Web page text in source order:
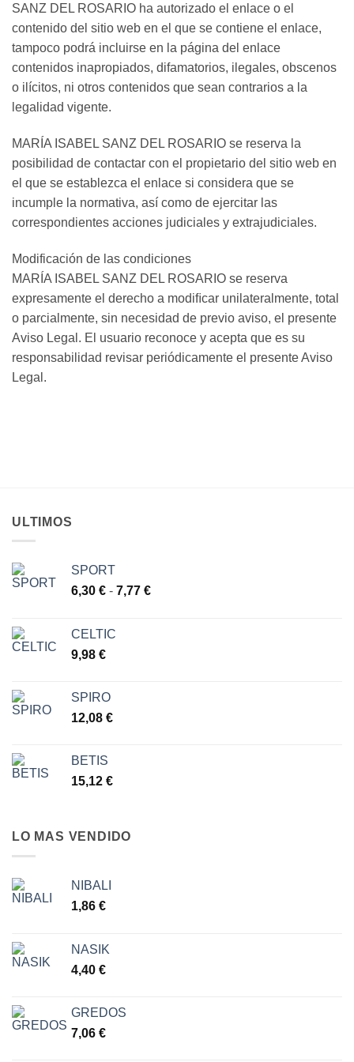
SANZ DEL ROSARIO ha autorizado el enlace o el
contenido del sitio web en el que se contiene el enlace,
tampoco podrá incluirse en la página del enlace
contenidos inapropiados, difamatorios, ilegales, obscenos
o ilícitos, ni otros contenidos que sean contrarios a la
legalidad vigente.
MARÍA ISABEL SANZ DEL ROSARIO se reserva la
posibilidad de contactar con el propietario del sitio web en
el que se establezca el enlace si considera que se
incumple la normativa, así como de ejercitar las
correspondientes acciones judiciales y extrajudiciales.
Modificación de las condiciones
MARÍA ISABEL SANZ DEL ROSARIO se reserva
expresamente el derecho a modiﬁcar unilateralmente, total
o parcialmente, sin necesidad de previo aviso, el presente
Aviso Legal. El usuario reconoce y acepta que es su
responsabilidad revisar periódicamente el presente Aviso
Legal.
ULTIMOS
SPORT
6,30 € - 7,77 €Rango
CELTIC
9,98 €
SPIRO
12,08 €
BETIS
15,12 €
LO MAS VENDIDO
NIBALI
1,86 €
NASIK
4,40 €
GREDOS
7,06 €